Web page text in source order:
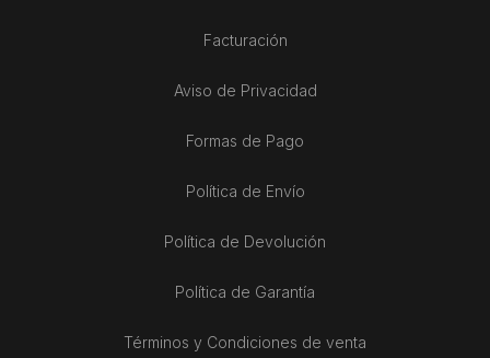
Facturación
Aviso de Privacidad
Formas de Pago
Política de Envío
Política de Devolución
Política de Garantía
Términos y Condiciones de venta